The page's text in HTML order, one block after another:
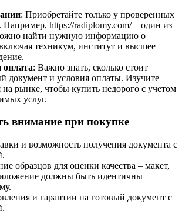
: Приобретайте только у проверенных
Например, https://radiplomy.com/ – один из
найти нужную информацию о
техникум, институт и высшее
оплата: Важно знать, сколько стоит
документ и условия оплаты. Изучите
рынке, чтобы купить недорого с учетом
услуг.
внимание при покупке
и возможность получения документа с
образцов для оценки качества – макет,
должны быть идентичны
и гарантии на готовый документ с